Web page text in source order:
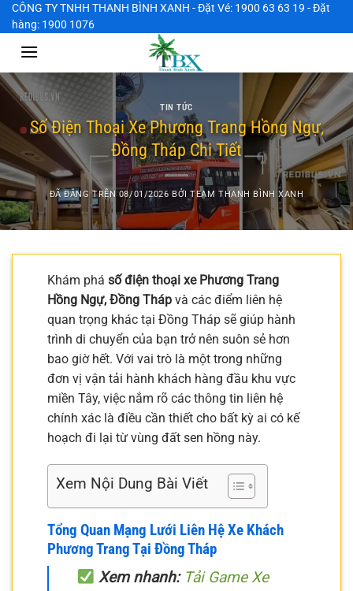
Chuyển
đến
CÔNG TY TNHH THANH BÌNH XANH - Đặt Vé: 1900 63 63 19 - Đặt
hàng: 1900 1076
TIN TỨC
Số Điện Thoại Xe Phương Trang Hồng Ngự,
Đồng Tháp Chi Tiết
ĐÃ ĐĂNG TRÊN 08/01/2026 BỞITEAM THANH BÌNH XANH
Khám phá số điện thoại xe Phương Trang
Hồng Ngự, Đồng Tháp và các điểm liên hệ
quan trọng khác tại Đồng Tháp sẽ giúp hành
trình di chuyển của bạn trở nên suôn sẻ hơn
bao giờ hết. Với vai trò là một trong những
đơn vị vận tải hành khách hàng đầu khu vực
miền Tây, việc nắm rõ các thông tin liên hệ
chính xác là điều cần thiết cho bất kỳ ai có kế
hoạch đi lại từ vùng đất sen hồng này.
Xem Nội Dung Bài Viết
Tổng Quan Mạng Lưới Liên Hệ Xe Khách
Phương Trang Tại Đồng Tháp
Xem nhanh: Tải Game Xe